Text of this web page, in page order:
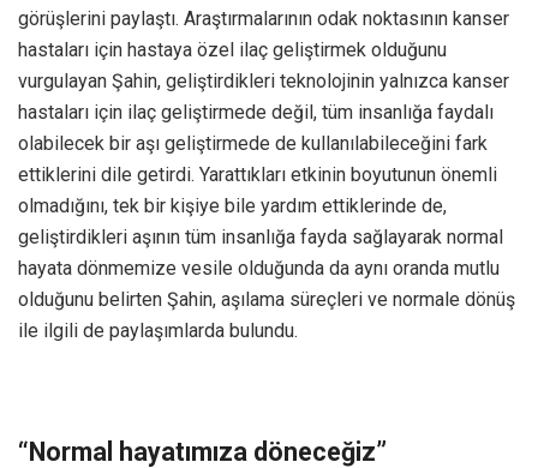
görüşlerini paylaştı. Araştırmalarının odak noktasının kanser
hastaları için hastaya özel ilaç geliştirmek olduğunu
vurgulayan Şahin, geliştirdikleri teknolojinin yalnızca kanser
hastaları için ilaç geliştirmede değil, tüm insanlığa faydalı
olabilecek bir aşı geliştirmede de kullanılabileceğini fark
ettiklerini dile getirdi. Yarattıkları etkinin boyutunun önemli
olmadığını, tek bir kişiye bile yardım ettiklerinde de,
geliştirdikleri aşının tüm insanlığa fayda sağlayarak normal
hayata dönmemize vesile olduğunda da aynı oranda mutlu
olduğunu belirten Şahin, aşılama süreçleri ve normale dönüş
ile ilgili de paylaşımlarda bulundu.
“Normal hayatımıza döneceğiz”